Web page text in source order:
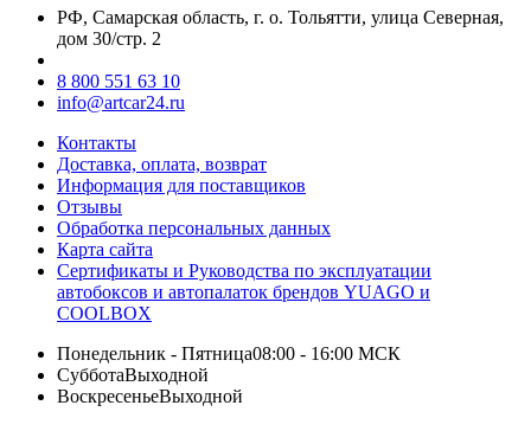
РФ, Самарская область, г. о. Тольятти, улица Северная,
дом 30/стр. 2
8 800 551 63 10
info@artcar24.ru
Контакты
Доставка, оплата, возврат
Информация для поставщиков
Отзывы
Обработка персональных данных
Карта сайта
Сертификаты и Руководства по эксплуатации
автобоксов и автопалаток брендов YUAGO и
COOLBOX
Понедельник - Пятница08:00 - 16:00 МСК
СубботаВыходной
ВоскресеньеВыходной